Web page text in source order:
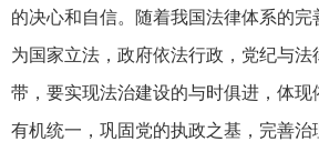
的决心和自信。随着我国法律体系的
为国家立法，政府依法行政，党纪与法
带，要实现法治建设的与时俱进，体现
有机统一，巩固党的执政之基，完善治